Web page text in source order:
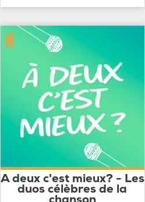
A deux c'est mieux? - Les
duos célèbres de la